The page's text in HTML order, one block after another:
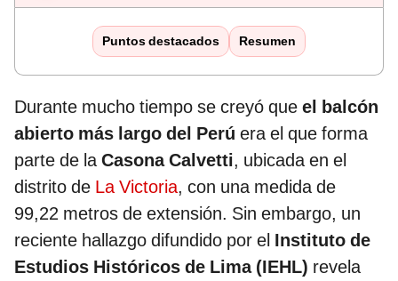
Puntos destacados Resumen
Durante mucho tiempo se creyó que el balcón
abierto más largo del Perú era el que forma
parte de laCasona Calvetti, ubicada en el
distrito de La Victoria, con una medida de
99,22 metros de extensión. Sin embargo, un
reciente hallazgo difundido por el Instituto de
Estudios Históricos de Lima (IEHL) revela